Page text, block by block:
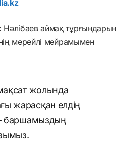
аймақ тұрғындарын
мерейлі мейрамымен
жолында
жарасқан елдің
— баршамыздың